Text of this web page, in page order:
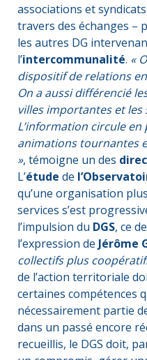
associations et
travers des échanges –
les autres DG
l’intercommunalité. «
dispositif de relations
On a aussi différencié
villes importantes et
L’information circule en
animations tournantes
», témoigne un des
L’étude de
qu’une organisation
services s’est
l’impulsion du DGS, ce
l’expression de Jérôme
collectifs plus
de l’action territoriale
certaines compétences
nécessairement partie
dans un passé encore
recueillis, le DGS doit,